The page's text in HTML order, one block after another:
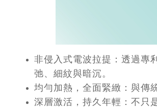
非侵入式電波拉提：透過專
弛、細紋與暗沉。
均勻加熱，全面緊緻：與傳
深層激活，持久年輕：不只